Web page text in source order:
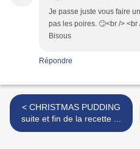
Je passe juste vous faire
pas les poires. 🙄<br />
Bisous
Répondre
< CHRISTMAS PUDDING
suite et fin de la recette ...